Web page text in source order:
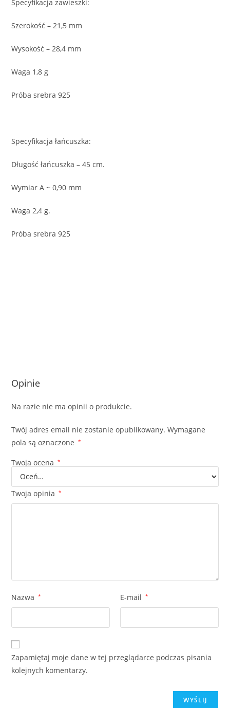
Specyfikacja zawieszki:
Szerokość – 21,5 mm
Wysokość – 28,4 mm
Waga 1,8 g
Próba srebra 925
Specyfikacja łańcuszka:
Długość łańcuszka – 45 cm.
Wymiar A ~ 0,90 mm
Waga 2,4 g.
Próba srebra 925
Opinie
Na razie nie ma opinii o produkcie.
Twój adres email nie zostanie opublikowany. Wymagane
pola są oznaczone
*
Twoja ocena *
Twoja opinia *
Nazwa * E-mail *
Zapamiętaj moje dane w tej przeglądarce podczas pisania
kolejnych komentarzy.